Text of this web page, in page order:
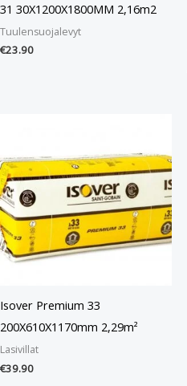
31 30X1200X1800MM 2,16m2
Tuulensuojalevyt
€23.90
Isover Premium 33
200X610X1170mm 2,29m²
Lasivillat
€39.90